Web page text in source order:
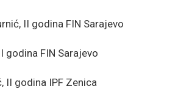
II godina FIN Sarajevo
godina FIN Sarajevo
II godina IPF Zenica